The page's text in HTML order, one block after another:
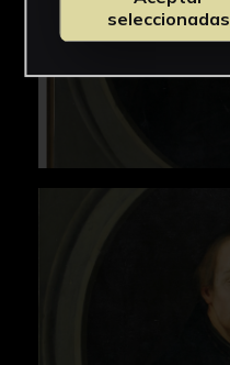
seleccionadas